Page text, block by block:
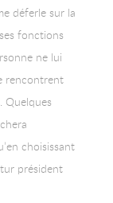
déferle sur la
fonctions
ne lui
rencontrent
Quelques
choisissant
président